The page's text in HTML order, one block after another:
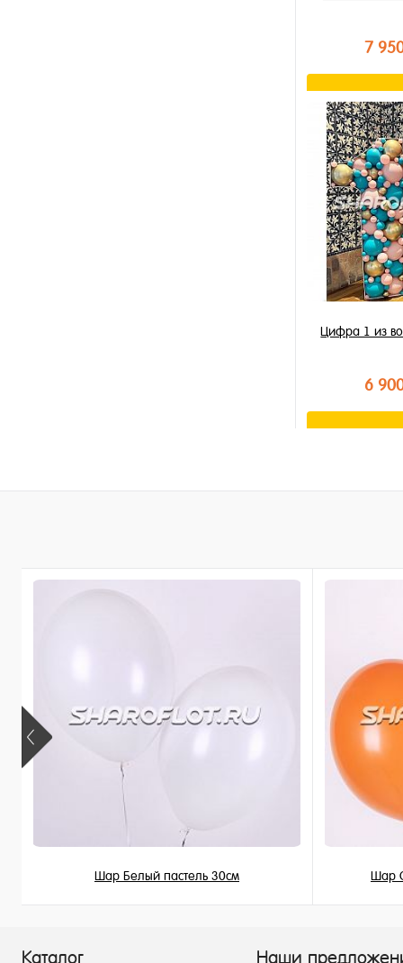
7
В
Купить в 1
В избранное
В наличии
Цифра 1 из
6
Шар Белый пастель 30см Шар
Каталог Наши